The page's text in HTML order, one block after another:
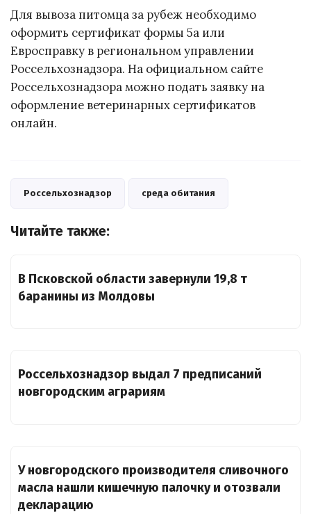
Для вывоза питомца за рубеж необходимо
оформить сертификат формы 5а или
Евросправку в региональном управлении
Россельхознадзора. На официальном сайте
Россельхознадзора можно подать заявку на
оформление ветеринарных сертификатов
онлайн.
Россельхознадзор среда обитания
Читайте также:
В Псковской области завернули 19,8 т
баранины из Молдовы
Россельхознадзор выдал 7 предписаний
новгородским аграриям
У новгородского производителя сливочного
масла нашли кишечную палочку и отозвали
декларацию